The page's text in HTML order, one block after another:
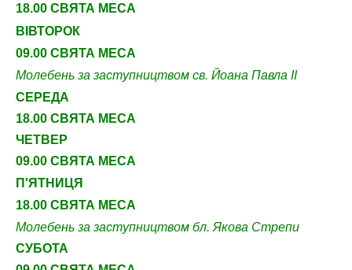
18.00 СВЯТА МЕСА
ВІВТОРОК
09.00 СВЯТА МЕСА
Молебень за заступництвом св. Йоана Павла ІІ
СЕРЕДА
18.00 СВЯТА МЕСА
ЧЕТВЕР
09.00 СВЯТА МЕСА
П'ЯТНИЦЯ
18.00 СВЯТА МЕСА
Молебень за заступництвом бл. Якова Стрепи
СУБОТА